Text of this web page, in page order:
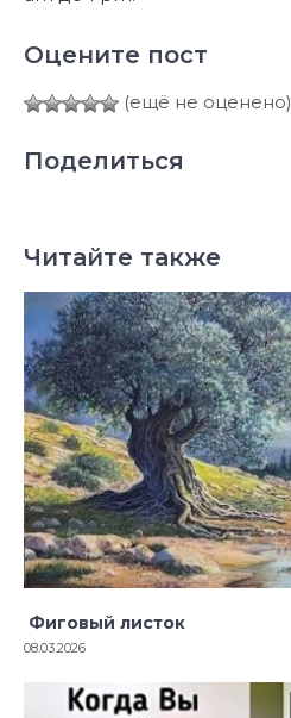
Оцените пост
(ещё не оценено)
Поделиться
Читайте также
Фиговый листок
08.03.2026